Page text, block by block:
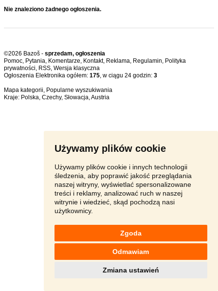
Używamy plików cookie
Używamy plików cookie i innych technologii
śledzenia, aby poprawić jakość przeglądania
naszej witryny, wyświetlać spersonalizowane
treści i reklamy, analizować ruch w naszej
witrynie i wiedzieć, skąd pochodzą nasi
użytkownicy.
Zgoda
Odmawiam
Zmiana ustawień
Nie znaleziono żadnego ogłoszenia.
©2026 Bazoš - sprzedam, ogłoszenia
Pomoc, Pytania, Komentarze, Kontakt, Reklama, Regulamin, Polityka
prywatności, RSS,
Ogłoszenia Elektronika ogółem: 175, w ciągu 24 godzin: 3
Mapa kategorii, Popularne wyszukiwania
Kraje: Polska, Czechy, Słowacja,Austria